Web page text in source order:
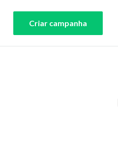
Criar campanha